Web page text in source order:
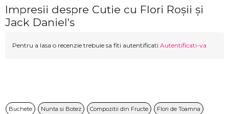
Impresii despre Cutie cu Flori Roșii și
Jack Daniel's
Pentru a lasa o recenzie trebuie sa fiti autentificati Autentificati-va
Buchete Nunta si Botez Compozitii din Fructe Flori de Toamna